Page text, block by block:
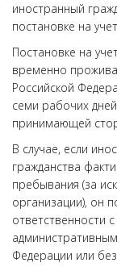
иностранный
постановке на
Постановке на
временно
Российской
семи рабочих
принимающей
В случае, если
гражданства
пребывания (за
организации), он
ответственности
Федерации или